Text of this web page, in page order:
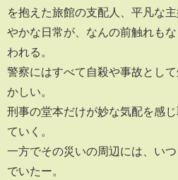
を抱えた旅館の支配人、平凡な
やかな日常が、なんの前触れも
われる。
警察にはすべて自殺や事故とし
かしい。
刑事の堂本だけが妙な気配を感
ていく。
一方でその災いの周辺には、い
でいたー。